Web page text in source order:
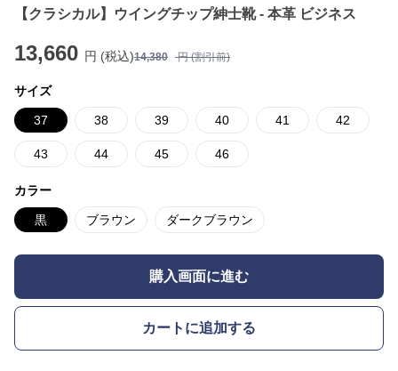
【クラシカル】ウイングチップ紳士靴 - 本革 ビジネス
13,660 円 (税込)14,380 円 (割引前)
サイズ
37 38 39 40 41 42
43 44 45 46
カラー
黒 ブラウン ダークブラウン
購入画面に進む
カートに追加する